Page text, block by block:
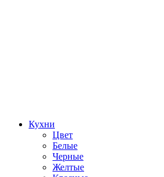
Кухни
Цвет
Белые
Черные
Желтые